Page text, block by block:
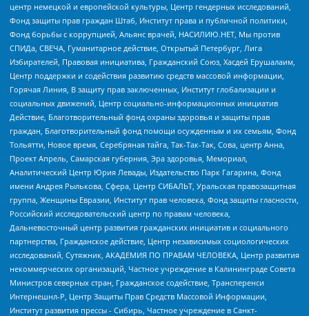
центр немецкой и европейской культуры, Центр гендерных исследований,
Фонд защиты прав граждан Штаб, Институт права и публичной политики,
Фонд борьбы с коррупцией, Альянс врачей, НАСИЛИЮ.НЕТ, Мы против
СПИДа, СВЕЧА, Гуманитарное действие, Открытый Петербург, Лига
Избирателей, Правовая инициатива, Гражданский Союз, Хасдей Ерушалаим,
Центр поддержки и содействия развитию средств массовой информации,
Горячая Линия, В защиту прав заключенных, Институт глобализации и
социальных движений, Центр социально-информационных инициатив
Действие, Благотворительный фонд охраны здоровья и защиты прав
граждан, Благотворительный фонд помощи осужденным и их семьям, Фонд
Тольятти, Новое время, Серебряная тайга, Так-Так-Так, Сова, центр Анна,
Проект Апрель, Самарская губерния, Эра здоровья, Мемориал,
Аналитический Центр Юрия Левады, Издательство Парк Гагарина, Фонд
имени Андрея Рылькова, Сфера, Центр СИБАЛЬТ, Уральская правозащитная
группа, Женщины Евразии, Институт прав человека, Фонд защиты гласности,
Российский исследовательский центр по правам человека,
Дальневосточный центр развития гражданских инициатив и социального
партнерства, Гражданское действие, Центр независимых социологических
исследований, Сутяжник, АКАДЕМИЯ ПО ПРАВАМ ЧЕЛОВЕКА, Центр развития
некоммерческих организаций, Частное учреждение в Калининграде Совета
Министров северных стран, Гражданское содействие, Трансперенси
Интернешнл-Р, Центр Защиты Прав Средств Массовой Информации,
Институт развития прессы - Сибирь, Частное учреждение в Санкт-